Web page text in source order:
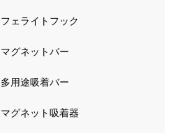
フェライトフック
マグネットバー
多用途吸着バー
マグネット吸着器